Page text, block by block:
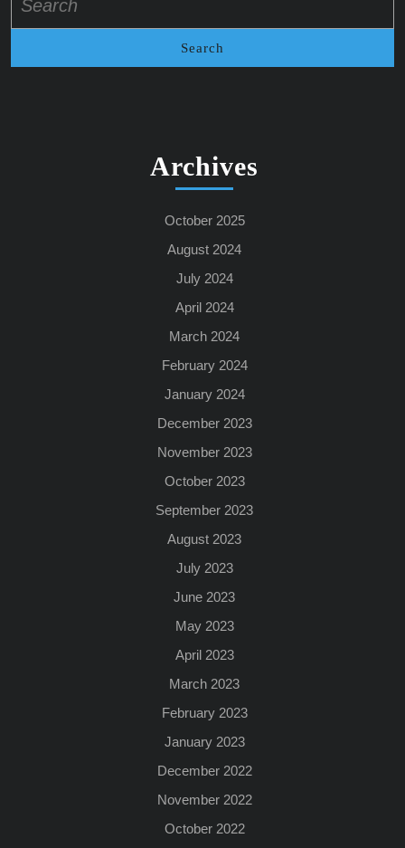
for:
Archives
October 2025
August 2024
July 2024
April 2024
March 2024
February 2024
January 2024
December 2023
November 2023
October 2023
September 2023
August 2023
July 2023
June 2023
May 2023
April 2023
March 2023
February 2023
January 2023
December 2022
November 2022
October 2022